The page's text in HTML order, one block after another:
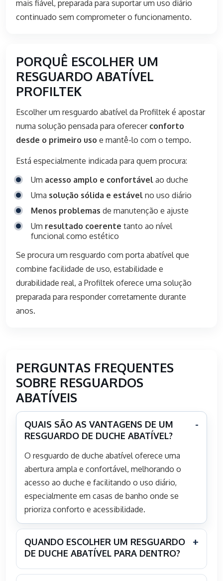
mais fiável, preparada para suportar um uso diário
continuado sem comprometer o funcionamento.
PORQUÊ ESCOLHER UM
RESGUARDO ABATÍVEL
PROFILTEK
Escolher um resguardo abatível da Profiltek é apostar
numa solução pensada para oferecer conforto
desde o primeiro uso e mantê-lo com o tempo.
Está especialmente indicada para quem procura:
Um acesso amplo e confortável ao duche
Uma solução sólida e estável no uso diário
Menos problemas de manutenção e ajuste
Um resultado coerente tanto ao nível
funcional como estético
Se procura um resguardo com porta abatível que
combine facilidade de uso, estabilidade e
durabilidade real, a Profiltek oferece uma solução
preparada para responder corretamente durante
anos.
PERGUNTAS FREQUENTES
SOBRE RESGUARDOS
ABATÍVEIS
QUAIS SÃO AS VANTAGENS DE UM
RESGUARDO DE DUCHE ABATÍVEL?
O resguardo de duche abatível oferece uma
abertura ampla e confortável, melhorando o
acesso ao duche e facilitando o uso diário,
especialmente em casas de banho onde se
prioriza conforto e acessibilidade.
QUANDO ESCOLHER UM RESGUARDO
DE DUCHE ABATÍVEL PARA DENTRO?